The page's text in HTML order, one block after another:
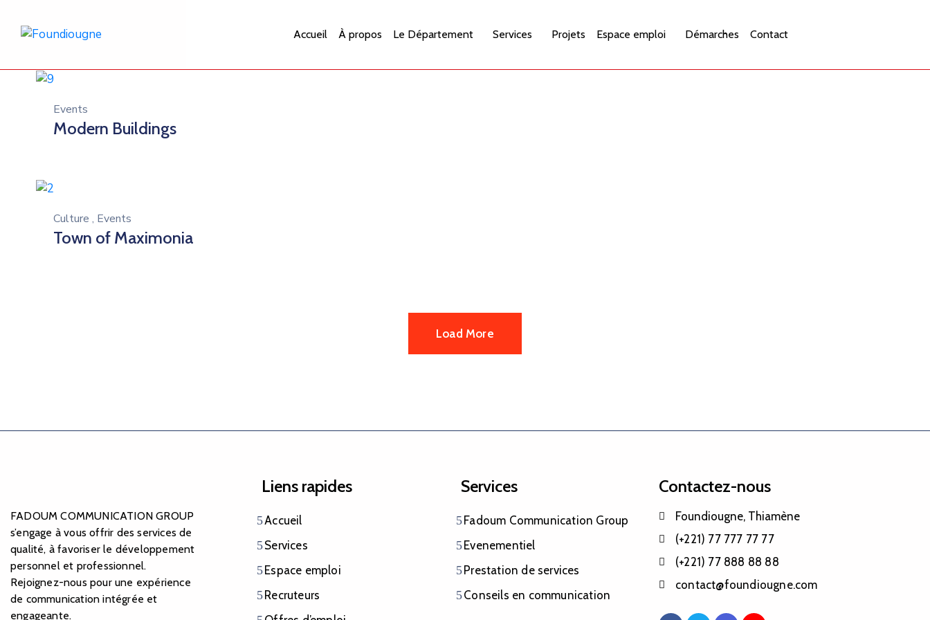
Accueil À propos Le Département Services Projets Espace emploi Démarches Contact
Events
Modern Buildings
Culture , Events
Town of Maximonia
Load More
FADOUM COMMUNICATION GROUP
s’engage à vous offrir des services de
qualité, à favoriser le développement
personnel et professionnel.
Rejoignez-nous pour une expérience
de communication intégrée et
engageante.
Liens rapides
Accueil
Services
Espace emploi
Recruteurs
Services
Fadoum Communication Group
Evenementiel
Prestation de services
Conseils en communication
Contactez-nous
Foundiougne, Thiamène
(+221) 77 777 77 77
(+221) 77 888 88 88
contact@foundiougne.com